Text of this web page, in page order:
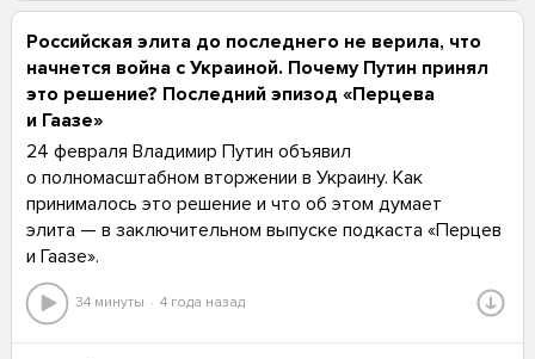
Российская элита до последнего не верила, что
начнется война с Украиной. Почему Путин принял
это решение? Последний эпизод «Перцева
и Гаазе»
24 февраля Владимир Путин объявил
о полномасштабном вторжении в Украину. Как
принималось это решение и что об этом думает
элита — в заключительном выпуске подкаста «Перцев
и Гаазе».
34 минуты 4 года назад